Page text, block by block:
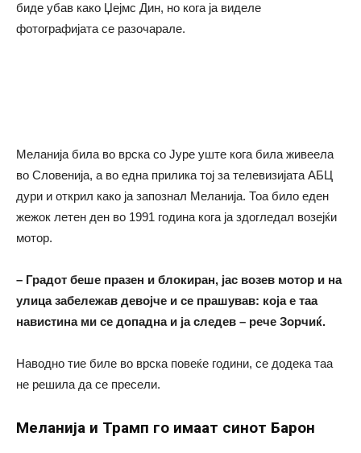
биде убав како Џејмс Дин, но кога ја виделе
фотографијата се разочарале.
Меланија била во врска со Јуре уште кога била живеела
во Словенија, а во една прилика тој за телевизијата АБЦ
дури и открил како ја запознал Меланија. Тоа било еден
жежок летен ден во 1991 година кога ја здогледал возејќи
мотор.
– Градот беше празен и блокиран, јас возев мотор и на
улица забележав девојче и се прашував: која е таа
навистина ми се допадна и ја следев – рече Зорчиќ.
Наводно тие биле во врска повеќе години, се додека таа
не решила да се пресели.
Меланија и Трамп го имаат синот Барон